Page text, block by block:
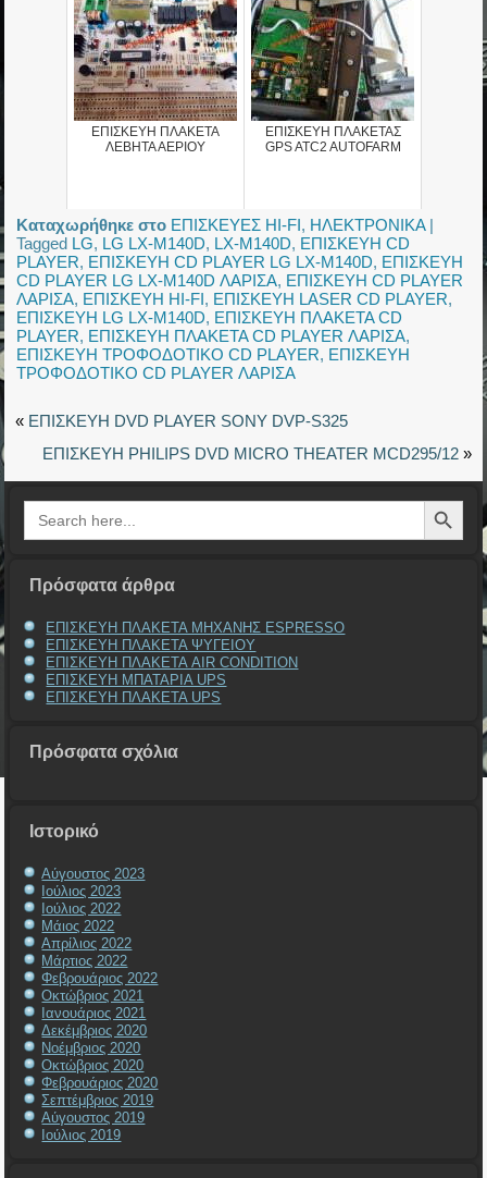
ΕΠΙΣΚΕΥΗ ΠΛΑΚΕΤΑ
ΛΕΒΗΤΑ ΑΕΡΙΟΥ
ΕΠΙΣΚΕΥΗ ΠΛΑΚΕΤΑΣ
GPS ATC2 AUTOFARM
Καταχωρήθηκε στο ΕΠΙΣΚΕΥΕΣ HI-FI, ΗΛΕΚΤΡΟΝΙΚΑ|
Tagged LG, LG LX-M140D, LX-M140D, ΕΠΙΣΚΕΥΗ CD
PLAYER, ΕΠΙΣΚΕΥΗ CD PLAYER LG LX-M140D, ΕΠΙΣΚΕΥΗ
CD PLAYER LG LX-M140D ΛΑΡΙΣΑ, ΕΠΙΣΚΕΥΗ CD PLAYER
ΛΑΡΙΣΑ, ΕΠΙΣΚΕΥΗ HI-FI, ΕΠΙΣΚΕΥΗ LASER CD PLAYER,
ΕΠΙΣΚΕΥΗ LG LX-M140D, ΕΠΙΣΚΕΥΗ ΠΛΑΚΕΤΑ CD
PLAYER, ΕΠΙΣΚΕΥΗ ΠΛΑΚΕΤΑ CD PLAYER ΛΑΡΙΣΑ,
ΕΠΙΣΚΕΥΗ ΤΡΟΦΟΔΟΤΙΚΟ CD PLAYER, ΕΠΙΣΚΕΥΗ
ΤΡΟΦΟΔΟΤΙΚΟ CD PLAYER ΛΑΡΙΣΑ
« ΕΠΙΣΚΕΥΗ DVD PLAYER SONY DVP-S325
ΕΠΙΣΚΕΥΗ PHILIPS DVD MICRO THEATER MCD295/12»
Search
for:
Search Button
Πρόσφατα άρθρα
ΕΠΙΣΚΕΥΗ ΠΛΑΚΕΤΑ ΜΗΧΑΝΗΣ ESPRESSO
ΕΠΙΣΚΕΥΗ ΠΛΑΚΕΤΑ ΨΥΓΕΙΟΥ
ΕΠΙΣΚΕΥΗ ΠΛΑΚΕΤΑ AIR CONDITION
ΕΠΙΣΚΕΥΗ ΜΠΑΤΑΡΙΑ UPS
ΕΠΙΣΚΕΥΗ ΠΛΑΚΕΤΑ UPS
Πρόσφατα σχόλια
Ιστορικό
Αύγουστος 2023
Ιούλιος 2023
Ιούλιος 2022
Μάιος 2022
Απρίλιος 2022
Μάρτιος 2022
Φεβρουάριος 2022
Οκτώβριος 2021
Ιανουάριος 2021
Δεκέμβριος 2020
Νοέμβριος 2020
Οκτώβριος 2020
Φεβρουάριος 2020
Σεπτέμβριος 2019
Αύγουστος 2019
Ιούλιος 2019